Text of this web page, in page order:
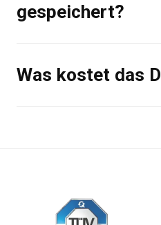
gespeichert?
Was kostet das